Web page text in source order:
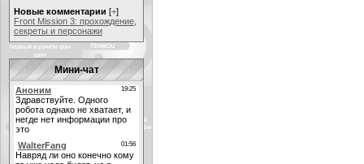
Новые комментарии [+]
Front Mission 3: прохождение,
секреты и персонажи
Мини-чат